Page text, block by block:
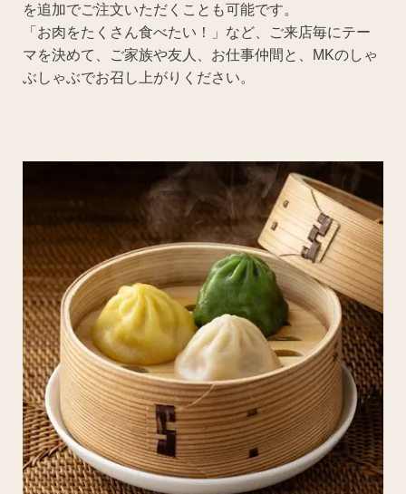
を追加でご注文いただくことも可能です。
「お肉をたくさん食べたい！」など、ご来店毎にテー
マを決めて、ご家族や友人、お仕事仲間と、MKのしゃ
ぶしゃぶでお召し上がりください。